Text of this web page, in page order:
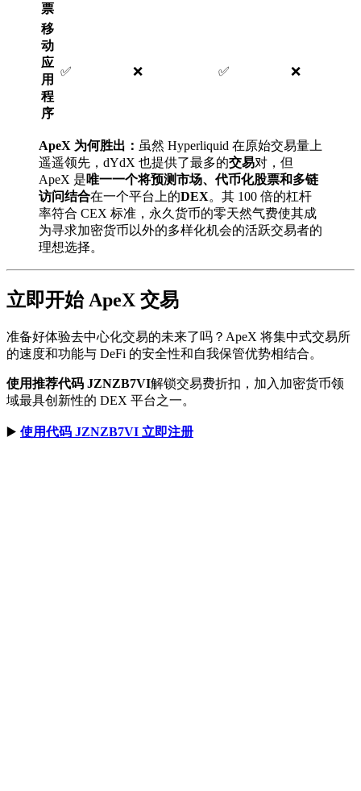
票
移
动
应
用
程
序
✅ ❌ ✅ ❌
ApeX 为何胜出： 虽然 Hyperliquid 在原始交易量上
遥遥领先，dYdX 也提供了最多的交易对，但
ApeX 是唯一一个将预测市场、代币化股票和多链
访问结合在一个平台上的DEX。其 100 倍的杠杆
率符合 CEX 标准，永久货币的零天然气费使其成
为寻求加密货币以外的多样化机会的活跃交易者的
理想选择。
立即开始 ApeX 交易
准备好体验去中心化交易的未来了吗？ApeX 将集中式交易所
的速度和功能与 DeFi 的安全性和自我保管优势相结合。
使用推荐代码 JZNZB7VI解锁交易费折扣，加入加密货币领
域最具创新性的 DEX 平台之一。
▶️ 使用代码 JZNZB7VI 立即注册